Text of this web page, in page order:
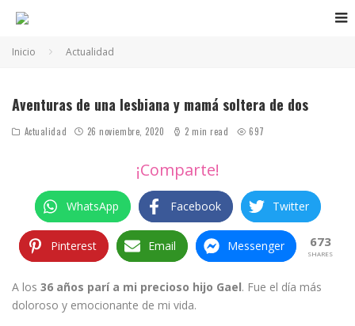
Inicio Actualidad
Aventuras de una lesbiana y mamá soltera de dos
Actualidad 26 noviembre, 2020 2 min read 697
¡Comparte!
WhatsApp Facebook Twitter
Pinterest Email Messenger 673
SHARES
A los 36 años parí a mi precioso hijo Gael. Fue el día más
doloroso y emocionante de mi vida.